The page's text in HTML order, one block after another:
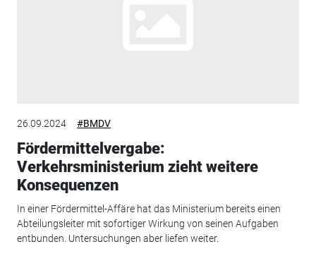
26.09.2024 #BMDV
Fördermittelvergabe:
Verkehrsministerium zieht weitere
Konsequenzen
In einer Fördermittel-Affäre hat das Ministerium bereits einen
Abteilungsleiter mit sofortiger Wirkung von seinen Aufgaben
entbunden. Untersuchungen aber liefen weiter.